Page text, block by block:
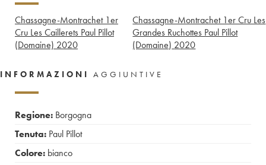
Chassagne-Montrachet 1er
Cru Les Caillerets Paul Pillot
(Domaine) 2020
Chassagne-Montrachet 1er Cru Les
Grandes Ruchottes Paul Pillot
(Domaine) 2020
INFORMAZIONI AGGIUNTIVE
Regione: Borgogna
Tenuta: Paul Pillot
Colore: bianco